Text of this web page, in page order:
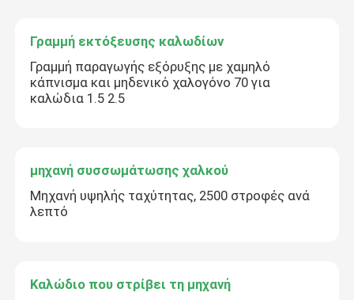
Γραμμή εκτόξευσης καλωδίων
Γραμμή παραγωγής εξόρυξης με χαμηλό
κάπνισμα και μηδενικό χαλογόνο 70 για
καλώδια 1.5 2.5
μηχανή συσσωμάτωσης χαλκού
Μηχανή υψηλής ταχύτητας, 2500 στροφές ανά
λεπτό
Καλώδιο που στρίβει τη μηχανή